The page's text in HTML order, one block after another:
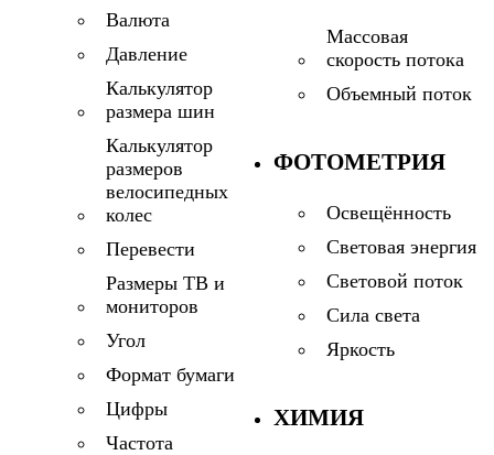
Валюта
Давление
Калькулятор
размера шин
Калькулятор
размеров
велосипедных
колес
Перевести
Размеры ТВ и
мониторов
Угол
Формат бумаги
Цифры
Частота
Массовая
скорость потока
Объемный поток
ФОТОМЕТРИЯ
Освещённость
Световая энергия
Световой поток
Сила света
Яркость
ХИМИЯ